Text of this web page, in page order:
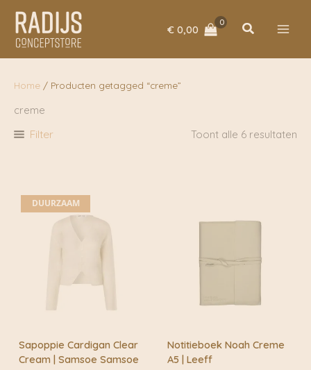
naar
inhoud
€ 0,00 Zoeken
Home / Producten getagged “creme”
creme
Filter Toont alle 6 resultaten
DUURZAAM
Sapoppie Cardigan Clear
Cream | Samsoe Samsoe
Notitieboek Noah Creme
A5 | Leeff